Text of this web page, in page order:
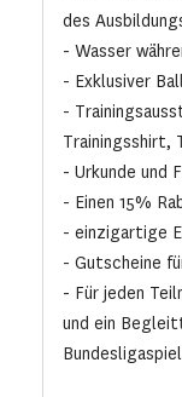
des
- Wasser
- Exklusiver
-
Trainingsshirt,
- Urkunde und
- Einen 15%
- einzigartige
- Gutscheine
- Für jeden
und ein
Bundesligaspiel